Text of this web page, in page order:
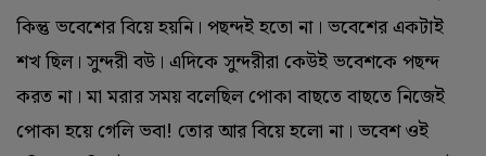
কিন্তু ভবেশের বিয়ে হয়নি। পছন্দই হতো না। ভবেশের একটাই
শখ ছিল। সুন্দরী বউ। এদিকে সুন্দরীরা কেউই ভবেশকে পছন্দ
করত না। মা মরার সময় বলেছিল পোকা বাছতে বাছতে নিজেই
পোকা হয়ে গেলি ভবা! তোর আর বিয়ে হলো না। ভবেশ ওই